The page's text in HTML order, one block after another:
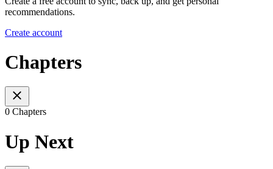
recommendations.
Create account
Chapters
0 Chapters
Up Next